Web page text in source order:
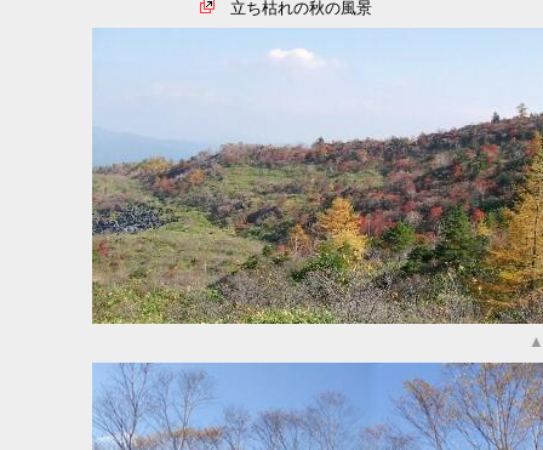
立ち枯れの秋の風景
▲